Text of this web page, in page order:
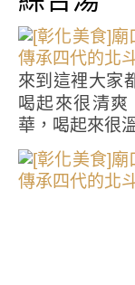
來到這裡大家
喝起來很清
華，喝起來很